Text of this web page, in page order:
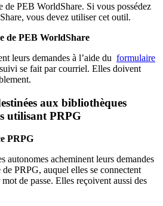
de PEB WorldShare. Si vous possédez
vous devez utiliser cet outil.
de PEB WorldShare
leurs demandes à l’aide du formulaire
se fait par courriel. Elles doivent
aux bibliothèques
utilisant PRPG
PRPG
autonomes acheminent leurs demandes
PRPG, auquel elles se connectent
de passe. Elles reçoivent aussi des